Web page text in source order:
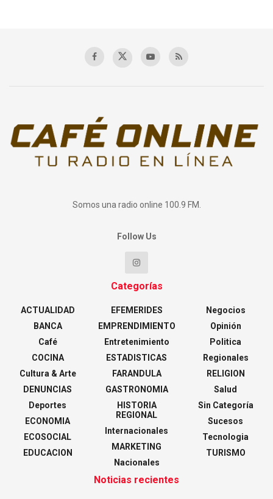
Somos una radio online 100.9 FM.
Follow Us
Categorías
ACTUALIDAD
BANCA
Café
COCINA
Cultura & Arte
DENUNCIAS
Deportes
ECONOMIA
ECOSOCIAL
EDUCACION
EFEMERIDES
EMPRENDIMIENTO
Entretenimiento
ESTADISTICAS
FARANDULA
GASTRONOMIA
HISTORIA
REGIONAL
Internacionales
MARKETING
Nacionales
Negocios
Opinión
Politica
Regionales
RELIGION
Salud
Sin Categoría
Sucesos
Tecnologia
TURISMO
Noticias recientes